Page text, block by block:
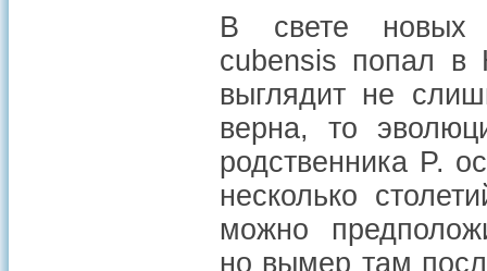
В свете новых
cubensis попал в
выглядит не
верна, то
родственника P.
несколько
можно
но вымер там